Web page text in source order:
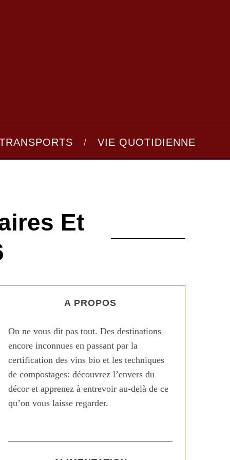
VIE QUOTIDIENNE
Et
A PROPOS
On ne vous dit pas tout. Des destinations
encore inconnues en passant par la
certification des vins bio et les techniques
de compostages: découvrez l’envers du
décor et apprenez à entrevoir au-delà de ce
qu’on vous laisse regarder.